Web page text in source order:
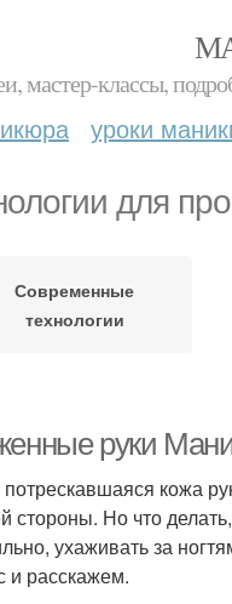
мастер-классы,
уроки
для
Современные
технологии
руки
кожа
стороны. Но что
ухаживать за
и расскажем.